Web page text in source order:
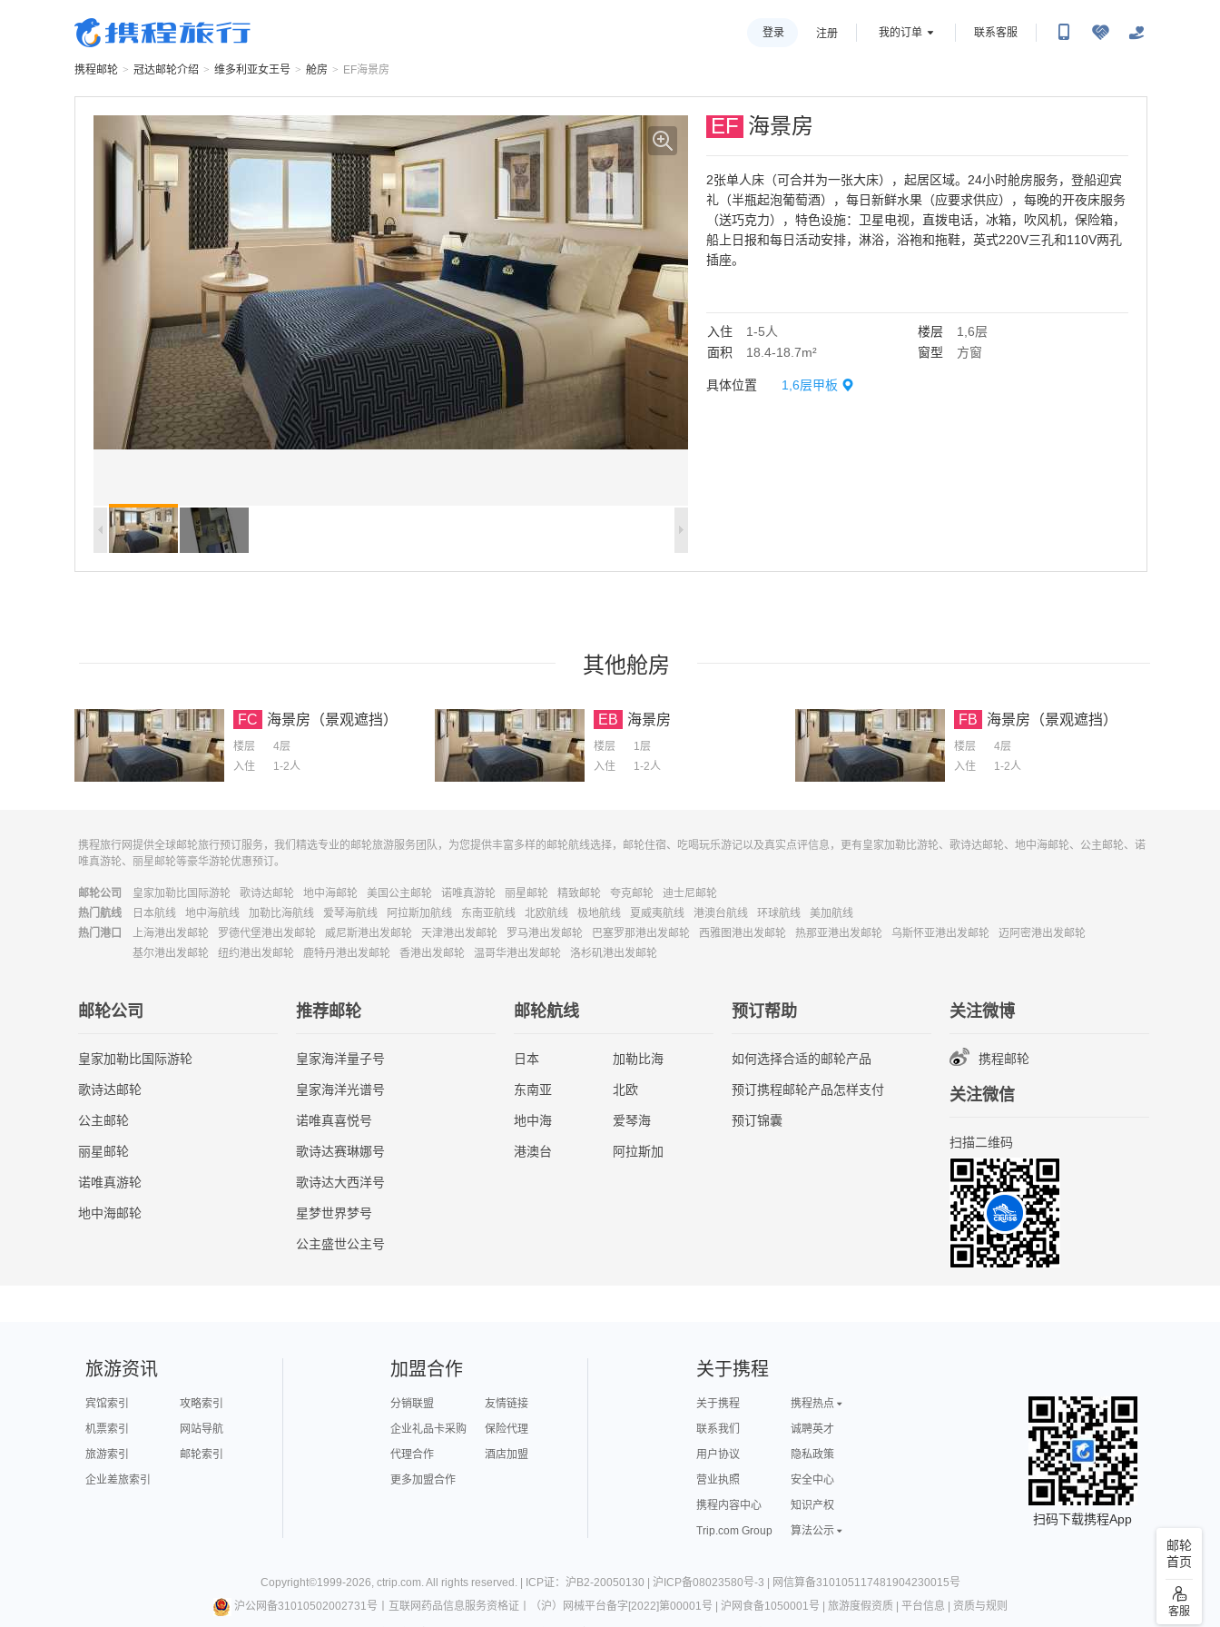
登录 注册 我的订单 联系客服
携程邮轮 > 冠达邮轮介绍 > 维多利亚女王号 > 舱房 > EF海景房
EF 海景房
2张单人床（可合并为一张大床），起居区域。24小时舱房服务，登船迎宾
礼（半瓶起泡葡萄酒），每日新鲜水果（应要求供应），每晚的开夜床服务
（送巧克力），特色设施：卫星电视，直拨电话，冰箱，吹风机，保险箱，
船上日报和每日活动安排，淋浴，浴袍和拖鞋，英式220V三孔和110V两孔
插座。
入住 1-5人 楼层
1,6层
面积
18.4-18.7m² 窗型 方窗
具体位置 1,6层甲板
其他舱房
FC 海景房（景观遮挡）
楼层
4层
入住
1-2人
EB 海景房
楼层
1层
入住
1-2人
FB 海景房（景观遮挡）
楼层
4层
入住
1-2人
携程旅行网提供全球邮轮旅行预订服务，我们精选专业的邮轮旅游服务团队，为您提供丰富多样的邮轮航线选择，邮轮住宿、吃喝玩乐游记以及真实点评信息，更有皇家加勒比游轮、歌诗达邮轮、地中海邮轮、公主邮轮、诺
唯真游轮、丽星邮轮等豪华游轮优惠预订。
邮轮公司 皇家加勒比国际游轮 歌诗达邮轮 地中海邮轮 美国公主邮轮 诺唯真游轮 丽星邮轮 精致邮轮 夸克邮轮
迪士尼邮轮
热门航线
日本航线 地中海航线 加勒比海航线 爱琴海航线 阿拉斯加航线 东南亚航线 北欧航线 极地航线 夏威夷航线 港澳台航线 环球航线
美加航线
热门港口
上海港出发邮轮 罗德代堡港出发邮轮 威尼斯港出发邮轮 天津港出发邮轮 罗马港出发邮轮 巴塞罗那港出发邮轮 西雅图港出发邮轮 热那亚港出发邮轮 乌斯怀亚港出发邮轮
迈阿密港出发邮轮
基尔港出发邮轮
纽约港出发邮轮 鹿特丹港出发邮轮 香港出发邮轮 温哥华港出发邮轮 洛杉矶港出发邮轮
邮轮公司
皇家加勒比国际游轮
歌诗达邮轮
公主邮轮
丽星邮轮
诺唯真游轮
地中海邮轮
推荐邮轮
皇家海洋量子号
皇家海洋光谱号
诺唯真喜悦号
歌诗达赛琳娜号
歌诗达大西洋号
星梦世界梦号
公主盛世公主号
邮轮航线
日本 加勒比海
东南亚 北欧
地中海 爱琴海
港澳台 阿拉斯加
预订帮助
如何选择合适的邮轮产品
预订携程邮轮产品怎样支付
预订锦囊
关注微博
携程邮轮
关注微信
扫描二维码
邮轮
首页
客服
旅游资讯
宾馆索引
攻略索引
机票索引
网站导航
旅游索引
邮轮索引
企业差旅索引
加盟合作
分销联盟
友情链接
企业礼品卡采购
保险代理
代理合作
酒店加盟
更多加盟合作
关于携程
关于携程
携程热点
联系我们
诚聘英才
用户协议
隐私政策
营业执照
安全中心
携程内容中心
知识产权
Trip.com Group
算法公示
扫码下载携程App
Copyright©1999-2026, ctrip.com. All rights reserved. | ICP证：沪B2-20050130 沪ICP备08023580号-3
网信算备310105117481904230015号
沪公网备31010502002731号
互联网药品信息服务资格证 （沪）网械平台备字[2022]第00001号 沪网食备1050001号 旅游度假资质| 平台信息 资质与规则